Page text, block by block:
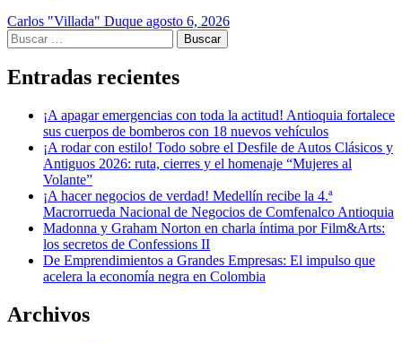
Carlos "Villada" Duque agosto 6, 2026
Buscar:
Entradas recientes
¡A apagar emergencias con toda la actitud! Antioquia fortalece
sus cuerpos de bomberos con 18 nuevos vehículos
¡A rodar con estilo! Todo sobre el Desfile de Autos Clásicos y
Antiguos 2026: ruta, cierres y el homenaje “Mujeres al
Volante”
¡A hacer negocios de verdad! Medellín recibe la 4.ª
Macrorrueda Nacional de Negocios de Comfenalco Antioquia
Madonna y Graham Norton en charla íntima por Film&Arts:
los secretos de Confessions II
De Emprendimientos a Grandes Empresas: El impulso que
acelera la economía negra en Colombia
Archivos